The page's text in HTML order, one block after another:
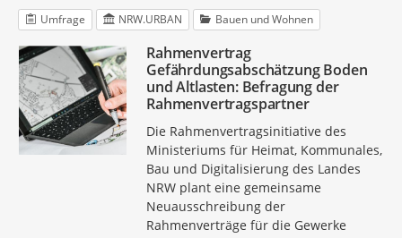
Umfrage NRW.URBAN Bauen und Wohnen
Rahmenvertrag
Gefährdungsabschätzung Boden
und Altlasten: Befragung der
Rahmenvertragspartner
Die Rahmenvertragsinitiative des
Ministeriums für Heimat, Kommunales,
Bau und Digitalisierung des Landes
NRW plant eine gemeinsame
Neuausschreibung der
Rahmenverträge für die Gewerke